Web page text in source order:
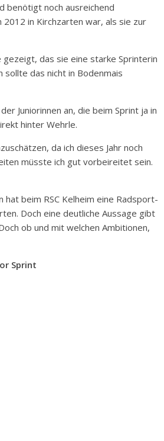
benötigt noch ausreichend
2012 in Kirchzarten war, als sie zur
gezeigt, das sie eine starke Sprinterin
sollte das nicht in Bodenmais
Juniorinnen an, die beim Sprint ja in
hinter Wehrle.
da ich dieses Jahr noch
müsste ich gut vorbeireitet sein.
hat beim RSC Kelheim eine Radsport-
Doch eine deutliche Aussage gibt
ob und mit welchen Ambitionen,
Sprint